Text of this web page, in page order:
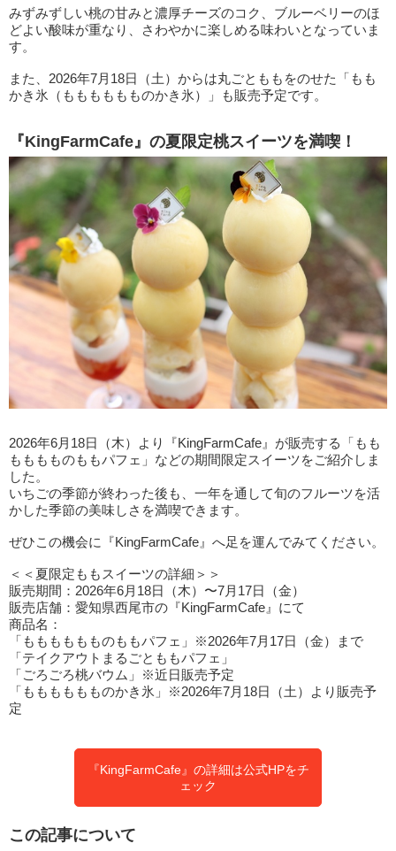
みずみずしい桃の甘みと濃厚チーズのコク、ブルーベリーのほ
どよい酸味が重なり、さわやかに楽しめる味わいとなっていま
す。
また、2026年7月18日（土）からは丸ごとももをのせた「もも
かき氷（もももももものかき氷）」も販売予定です。
『KingFarmCafe』の夏限定桃スイーツを満喫！
2026年6月18日（木）より『KingFarmCafe』が販売する「もも
もももものももパフェ」などの期間限定スイーツをご紹介しま
した。
いちごの季節が終わった後も、一年を通して旬のフルーツを活
かした季節の美味しさを満喫できます。
ぜひこの機会に『KingFarmCafe』へ足を運んでみてください。
＜＜夏限定ももスイーツの詳細＞＞
販売期間：2026年6月18日（木）〜7月17日（金）
販売店舗：愛知県西尾市の『KingFarmCafe』にて
商品名：
「もももももものももパフェ」※2026年7月17日（金）まで
「テイクアウトまるごとももパフェ」
「ごろごろ桃バウム」※近日販売予定
「もももももものかき氷」※2026年7月18日（土）より販売予
定
『KingFarmCafe』の詳細は公式HPをチ
ェック
この記事について